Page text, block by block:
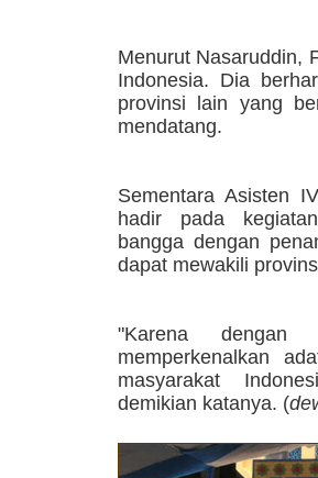
Menurut Nasaruddin,
Indonesia. Dia
provinsi lain yang
mendatang.
Sementara Asisten
hadir pada
bangga dengan
dapat mewakili
"Karena
memperkenalkan
masyarakat
demikian katanya. (